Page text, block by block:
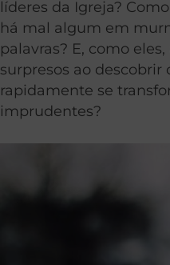
líderes da Igreja?
há mal algum em
palavras? E, como
surpresos ao
rapidamente se
imprudentes?